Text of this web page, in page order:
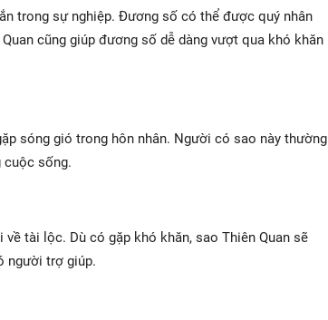
trong sự nghiệp. Đương số có thể được quý nhân
cũng giúp đương số dễ dàng vượt qua khó khăn
sóng gió trong hôn nhân. Người có sao này thường
cuộc sống.
tài lộc. Dù có gặp khó khăn, sao Thiên Quan sẽ
người trợ giúp.